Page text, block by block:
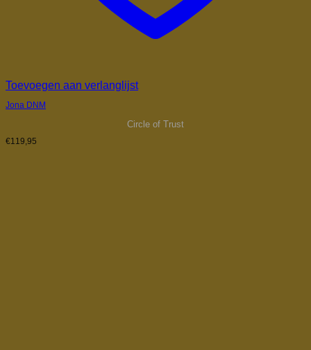
Toevoegen aan verlanglijst
Jona DNM
Circle of Trust
€119,95